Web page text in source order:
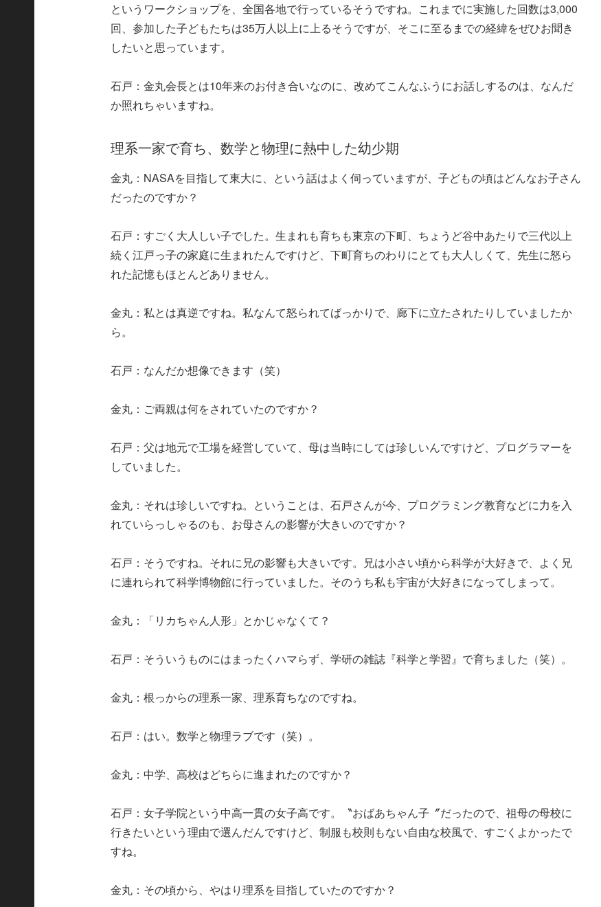
というワークショップを、全国各地で行っているそうですね。これまでに実施した回数は3,000
回、参加した子どもたちは35万人以上に上るそうですが、そこに至るまでの経緯をぜひお聞き
したいと思っています。
石戸：金丸会長とは10年来のお付き合いなのに、改めてこんなふうにお話しするのは、なんだ
か照れちゃいますね。
理系一家で育ち、数学と物理に熱中した幼少期
金丸：NASAを目指して東大に、という話はよく伺っていますが、子どもの頃はどんなお子さん
だったのですか？
石戸：すごく大人しい子でした。生まれも育ちも東京の下町、ちょうど谷中あたりで三代以上
続く江戸っ子の家庭に生まれたんですけど、下町育ちのわりにとても大人しくて、先生に怒ら
れた記憶もほとんどありません。
金丸：私とは真逆ですね。私なんて怒られてばっかりで、廊下に立たされたりしていましたか
ら。
石戸：なんだか想像できます（笑）
金丸：ご両親は何をされていたのですか？
石戸：父は地元で工場を経営していて、母は当時にしては珍しいんですけど、プログラマーを
していました。
金丸：それは珍しいですね。ということは、石戸さんが今、プログラミング教育などに力を入
れていらっしゃるのも、お母さんの影響が大きいのですか？
石戸：そうですね。それに兄の影響も大きいです。兄は小さい頃から科学が大好きで、よく兄
に連れられて科学博物館に行っていました。そのうち私も宇宙が大好きになってしまって。
金丸：「リカちゃん人形」とかじゃなくて？
石戸：そういうものにはまったくハマらず、学研の雑誌『科学と学習』で育ちました（笑）。
金丸：根っからの理系一家、理系育ちなのですね。
石戸：はい。数学と物理ラブです（笑）。
金丸：中学、高校はどちらに進まれたのですか？
石戸：女子学院という中高一貫の女子高です。〝おばあちゃん子〞だったので、祖母の母校に
行きたいという理由で選んだんですけど、制服も校則もない自由な校風で、すごくよかったで
すね。
金丸：その頃から、やはり理系を目指していたのですか？